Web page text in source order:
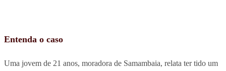
Entenda o caso
Uma jovem de 21 anos, moradora de Samambaia, relata ter tido um